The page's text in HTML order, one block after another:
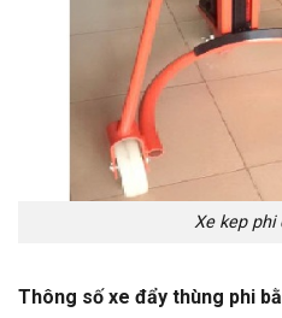
Xe kep phi
Thông số xe đẩy thùng phi